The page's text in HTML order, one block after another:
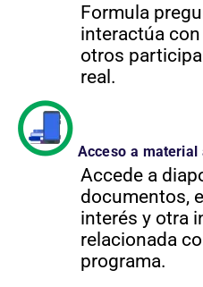
Formula
interactúa
otros
real.
Acceso a material
Accede a
documentos,
interés y otra
relacionada
programa.